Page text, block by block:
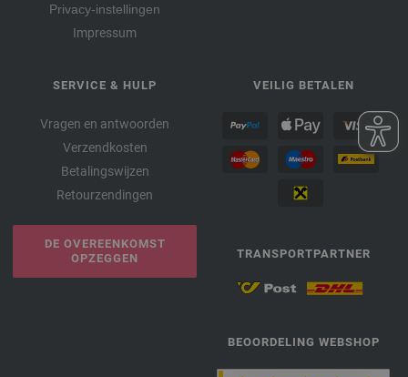
Privacy-instellingen
Impressum
SERVICE & HULP
Vragen en antwoorden
Verzendkosten
Betalingswijzen
Retourzendingen
DE OVEREENKOMST
OPZEGGEN
VEILIG BETALEN
TRANSPORTPARTNER
BEOORDELING WEBSHOP